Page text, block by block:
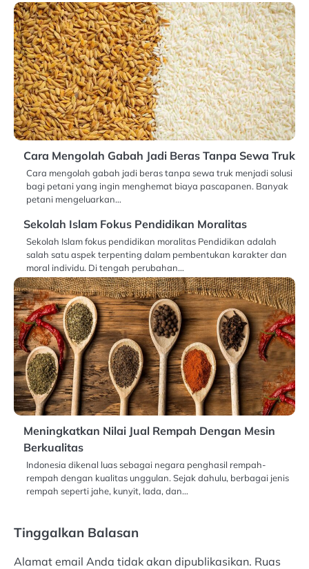
Cara Mengolah Gabah Jadi Beras Tanpa Sewa Truk
Cara mengolah gabah jadi beras tanpa sewa truk menjadi solusi
bagi petani yang ingin menghemat biaya pascapanen. Banyak
petani mengeluarkan…
Sekolah Islam Fokus Pendidikan Moralitas
Sekolah Islam fokus pendidikan moralitas Pendidikan adalah
salah satu aspek terpenting dalam pembentukan karakter dan
moral individu. Di tengah perubahan…
Meningkatkan Nilai Jual Rempah Dengan Mesin
Berkualitas
Indonesia dikenal luas sebagai negara penghasil rempah-
rempah dengan kualitas unggulan. Sejak dahulu, berbagai jenis
rempah seperti jahe, kunyit, lada, dan…
Tinggalkan Balasan
Alamat email Anda tidak akan dipublikasikan. Ruas